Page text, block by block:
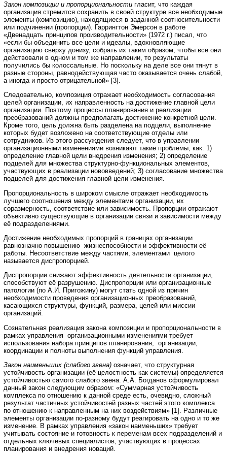
Закон композиции и пропорциональности гласит, что каждая
организация стремится сохранить в своей структуре все необходимые
элементы (композицию), находящиеся в заданной соотносительности
или подчинении (пропорции). Гаррингтон Эмерсон в работе
«Двенадцать принципов производительности» (1972 г.) писал, что
«если бы объединить все цели и идеалы, вдохновляющие
организацию сверху донизу, собрать их таким образом, чтобы все они
действовали в одном и том же направлении, то результаты
получились бы колоссальные. Но поскольку на деле все они тянут в
разные стороны, равнодействующая часто оказывается очень слабой,
а иногда и просто отрицательной» [3].
Следовательно, композиция отражает необходимость согласования
целей организации, их направленность на достижение главной цели
организации. Поэтому процессы планирования и реализации
преобразований должны предполагать достижение конкретной цели.
Кроме того, цель должна быть разделена на подцели, выполнение
которых будет возложено на соответствующие отделы или
сотрудников. Из этого рассуждения следует, что в управлении
организационными изменениями возникают такие проблемы, как: 1)
определение главной цели внедрения изменения; 2) определение
подцелей для множества структурно-функциональных элементов,
участвующих в реализации нововведений; 3) согласование множества
подцелей для достижения главной цели изменения.
Пропорциональность в широком смысле отражает необходимость
лучшего соотношения между элементами организации, их
соразмерность, соответствие или зависимость. Пропорции отражают
объективно существующие в организации связи и зависимости между
её подразделениями.
Достижение необходимых пропорций в границах организации
равнозначно повышению жизнеспособности и эффективности её
работы. Несоответствие между частями, элементами целого
называется диспропорцией.
Диспропорции снижают эффективность деятельности организации,
способствуют её разрушению. Диспропорции или организационные
патологии (по А.И. Пригожину) могут стать одной из причин
необходимости проведения организационных преобразований,
касающихся структуры, функций, размера, целей или миссии
организаций.
Сознательная реализация закона композиции и пропорциональности в
рамках управления организационными изменениями требует
использования набора принципов планирования, организации,
координации и полноты выполнения функций управления.
Закон наименьших (слабого звена) означает, что структурная
устойчивость организации (её целостность как системы) определяется
устойчивостью самого слабого звена. А.А. Богданов сформулировал
данный закон следующим образом: «Суммарная устойчивость
комплекса по отношению к данной среде есть, очевидно, сложный
результат частичных устойчивостей разных частей этого комплекса
по отношению к направленным на них воздействиям» [1]. Различные
элементы организации по-разному будут реагировать на одно и то же
изменение. В рамках управления «закон наименьших» требует
учитывать состояние и готовность к переменам всех подразделений и
отдельных ключевых специалистов, участвующих в процессах
планирования и внедрения новаций.